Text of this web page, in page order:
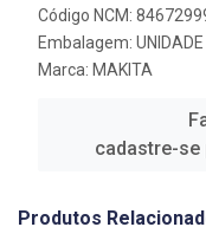
Código NCM:
Embalagem: UNIDADE
Marca: MAKITA
cadastre-se
Produtos